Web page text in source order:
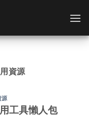
資源
源
工具懶人包